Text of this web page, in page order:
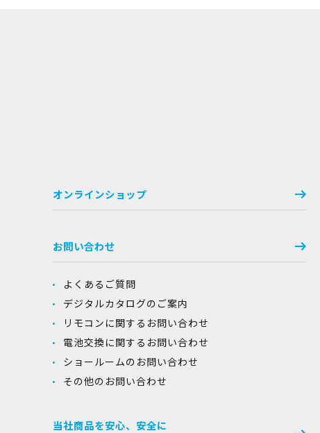
オンラインショップ
お問い合わせ
よくあるご質問
デジタルカタログのご案内
リモコンに関するお問い合わせ
電池交換に関するお問い合わせ
ショールームのお問い合わせ
その他のお問い合わせ
当社商品を安心、安全に